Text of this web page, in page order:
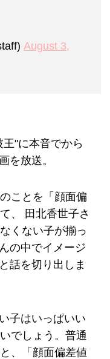
August 3,
"に本音でから
を放送。
ことを「顔面偏
、 田北香世子さ
くない子が揃っ
の中でイメージ
話を切り出しま
子はいっぱいい
でしょう。普通
、「顔面偏差値